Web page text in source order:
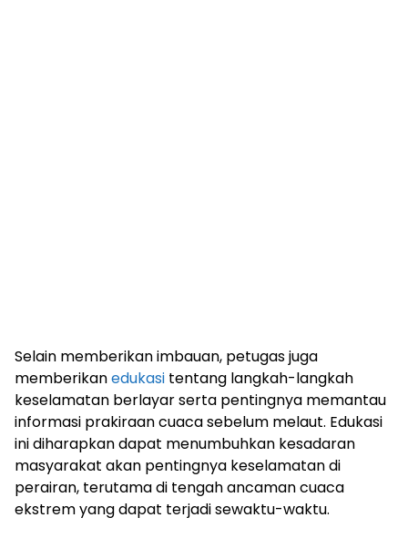
Selain memberikan imbauan, petugas juga
memberikanedukasi tentang langkah-langkah
keselamatan berlayar serta pentingnya memantau
informasi prakiraan cuaca sebelum melaut. Edukasi
ini diharapkan dapat menumbuhkan kesadaran
masyarakat akan pentingnya keselamatan di
perairan, terutama di tengah ancaman cuaca
ekstrem yang dapat terjadi sewaktu-waktu.